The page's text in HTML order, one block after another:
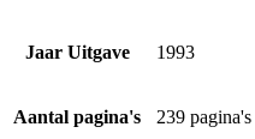
Jaar Uitgave 1993
Aantal pagina's 239 pagina's